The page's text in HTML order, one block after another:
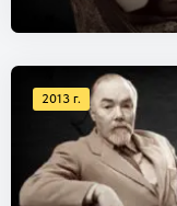
2013 г.